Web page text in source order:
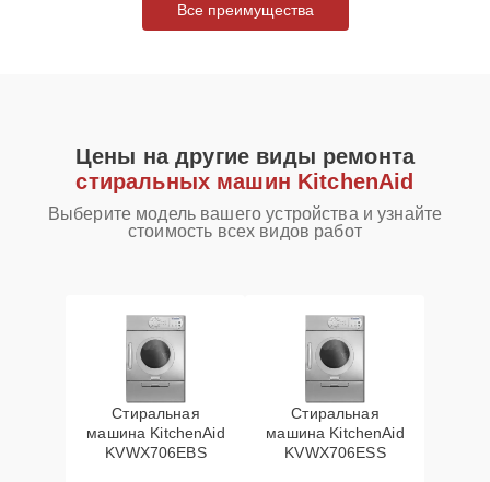
Все преимущества
Цены на другие виды ремонта
стиральных машин KitchenAid
Выберите модель вашего устройства и узнайте
стоимость всех видов работ
Стиральная
машина KitchenAid
KVWX706EBS
Стиральная
машина KitchenAid
KVWX706ESS